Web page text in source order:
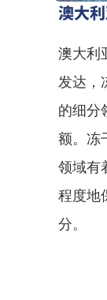
澳大
澳大利
发达，
的细分
额。冻
领域有
程度地
分。